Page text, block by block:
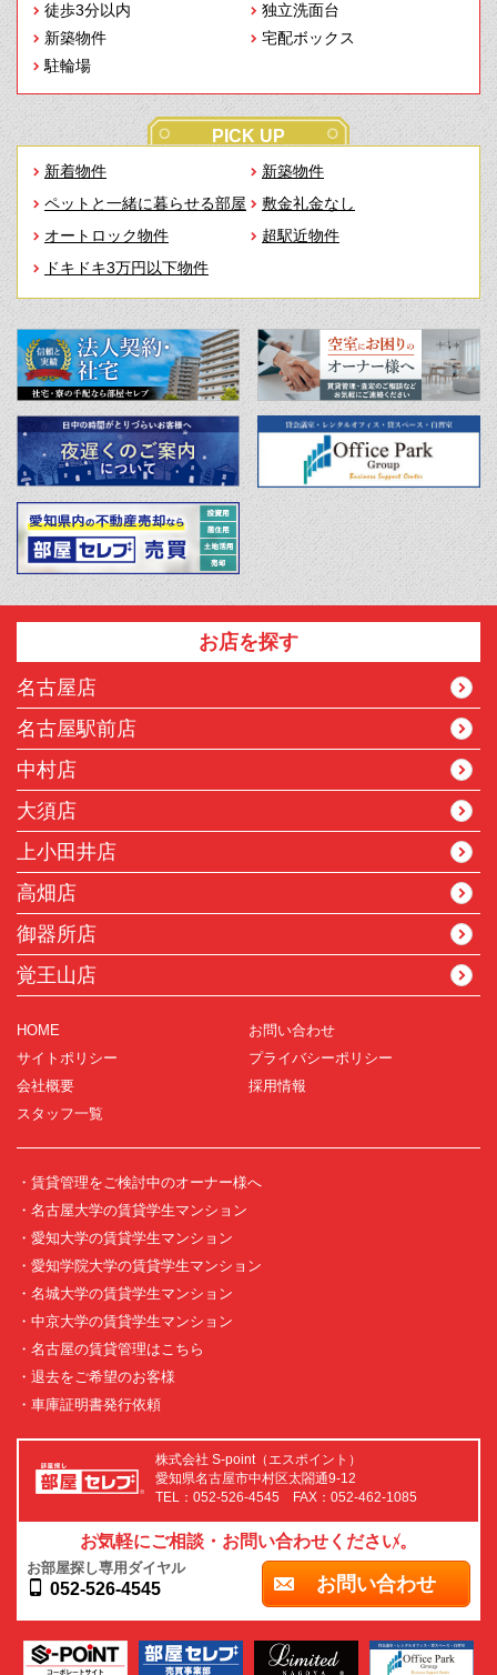
徒歩3分以内
独立洗面台
新築物件
宅配ボックス
駐輪場
PICK UP
新着物件
新築物件
ペットと一緒に暮らせる部屋
敷金礼金なし
オートロック物件
超駅近物件
ドキドキ3万円以下物件
お店を探す
名古屋店
名古屋駅前店
中村店
大須店
上小田井店
高畑店
御器所店
覚王山店
HOME
お問い合わせ
サイトポリシー
プライバシーポリシー
会社概要
採用情報
スタッフ一覧
・賃貸管理をご検討中のオーナー様へ
・名古屋大学の賃貸学生マンション
・愛知大学の賃貸学生マンション
・愛知学院大学の賃貸学生マンション
・名城大学の賃貸学生マンション
・中京大学の賃貸学生マンション
・名古屋の賃貸管理はこちら
・退去をご希望のお客様
・車庫証明書発行依頼
株式会社 S-point（エスポイント）
愛知県名古屋市中村区太閤通9-12
TEL：052-526-4545 FAX：052-462-1085
お気軽にご相談・お問い合わせください。
お部屋探し専用ダイヤル
052-526-4545 お問い合わせ